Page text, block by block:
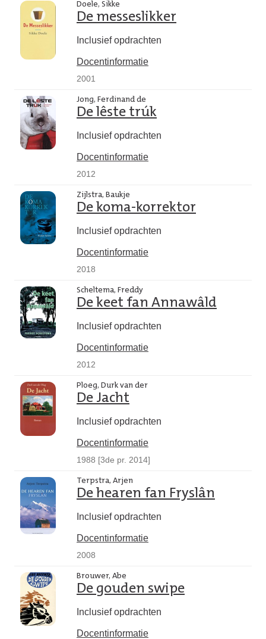
Doele, Sikke
De messeslikker
Inclusief opdrachten
Docentinformatie
2001
Jong, Ferdinand de
De lêste trúk
Inclusief opdrachten
Docentinformatie
2012
Zijlstra, Baukje
De koma-korrektor
Inclusief opdrachten
Docentinformatie
2018
Scheltema, Freddy
De keet fan Annawâld
Inclusief opdrachten
Docentinformatie
2012
Ploeg, Durk van der
De Jacht
Inclusief opdrachten
Docentinformatie
1988 [3de pr. 2014]
Terpstra, Arjen
De hearen fan Fryslân
Inclusief opdrachten
Docentinformatie
2008
Brouwer, Abe
De gouden swipe
Inclusief opdrachten
Docentinformatie